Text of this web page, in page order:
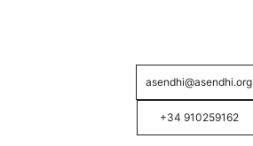
asendhi@asendhi.org
+34 910259162